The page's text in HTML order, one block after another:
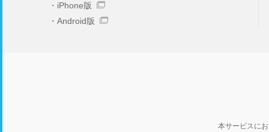
iPhone版
Android版
本サービスに